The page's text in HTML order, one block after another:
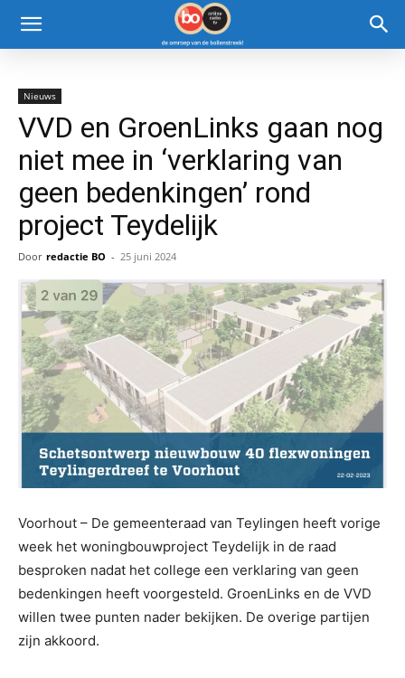
Nieuws
VVD en GroenLinks gaan nog
niet mee in ‘verklaring van
geen bedenkingen’ rond
project Teydelijk
Door redactie BO - 25 juni 2024
Voorhout – De gemeenteraad van Teylingen heeft vorige
week het woningbouwproject Teydelijk in de raad
besproken nadat het college een verklaring van geen
bedenkingen heeft voorgesteld. GroenLinks en de VVD
willen twee punten nader bekijken. De overige partijen
zijn akkoord.